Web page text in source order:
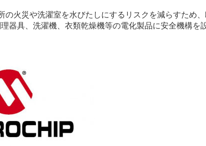
の火災や洗濯室を水びたしにするリスクを減らすため
器具、洗濯機、衣類乾燥機等の電化製品に安全機構を